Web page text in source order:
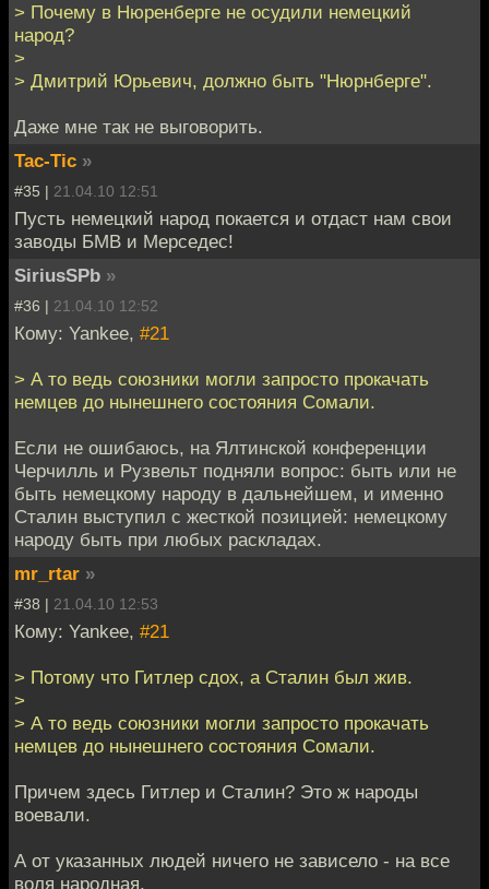
> Почему в Нюренберге не осудили немецкий
народ?
>
> Дмитрий Юрьевич, должно быть "Нюрнберге".
Даже мне так не выговорить.
Tac-Tic »
#35 | 21.04.10 12:51
Пусть немецкий народ покается и отдаст нам свои
заводы БМВ и Мерседес!
SiriusSPb »
#36 | 21.04.10 12:52
Кому: Yankee, #21
> А то ведь союзники могли запросто прокачать
немцев до нынешнего состояния Сомали.
Если не ошибаюсь, на Ялтинской конференции
Черчилль и Рузвельт подняли вопрос: быть или не
быть немецкому народу в дальнейшем, и именно
Сталин выступил с жесткой позицией: немецкому
народу быть при любых раскладах.
mr_rtar »
#38 | 21.04.10 12:53
Кому: Yankee, #21
> Потому что Гитлер сдох, а Сталин был жив.
>
> А то ведь союзники могли запросто прокачать
немцев до нынешнего состояния Сомали.
Причем здесь Гитлер и Сталин? Это ж народы
воевали.
А от указанных людей ничего не зависело - на все
воля народная.